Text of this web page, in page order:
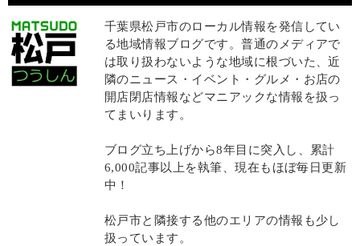
千葉県松戸市のローカル情報を発信してい
る地域情報ブログです。普通のメディアで
は取り扱わないような地域に根づいた、近
隣のニュース・イベント・グルメ・お店の
開店閉店情報などマニアックな情報を扱っ
てまいります。
ブログ立ち上げから8年目に突入し、累計
6,000記事以上を執筆、現在もほぼ毎日更新
中！
松戸市と隣接する他のエリアの情報も少し
扱っています。